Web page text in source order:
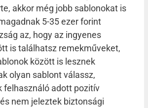
akkor még jobb sablonokat is
5-35 ezer forint
az, hogy az ingyenes
is találhatsz remekműveket,
között is lesznek
olyan sablont válassz,
felhasználó adott pozitív
nem jeleztek biztonsági